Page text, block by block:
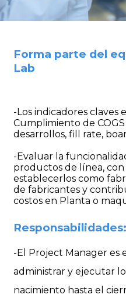
Forma parte del
Lab
-Los indicadores claves
Cumplimiento de
desarrollos, fill rate,
-Evaluar la
productos de línea,
establecerlos como
de fabricantes y
costos en Planta o
Responsabilidades:
-El Project Manager es
administrar y ejecutar
nacimiento hasta el